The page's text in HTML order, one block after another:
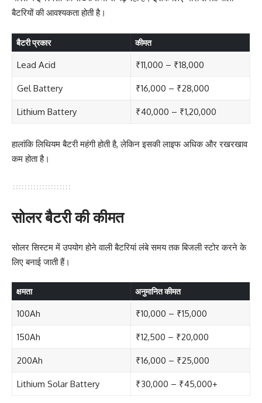
बैटरियों की आवश्यकता होती है।
बैटरी प्रकार कीमत
Lead Acid ₹11,000 – ₹18,000
Gel Battery ₹16,000 – ₹28,000
Lithium Battery ₹40,000 – ₹1,20,000
हालांकि लिथियम बैटरी महंगी होती है, लेकिन इसकी लाइफ अधिक और रखरखाव
कम होता है।
सोलर बैटरी की कीमत
सोलर सिस्टम में उपयोग होने वाली बैटरियां लंबे समय तक बिजली स्टोर करने के
लिए बनाई जाती हैं।
क्षमता अनुमानित कीमत
100Ah ₹10,000 – ₹15,000
150Ah ₹12,500 – ₹20,000
200Ah ₹16,000 – ₹25,000
Lithium Solar Battery ₹30,000 – ₹45,000+